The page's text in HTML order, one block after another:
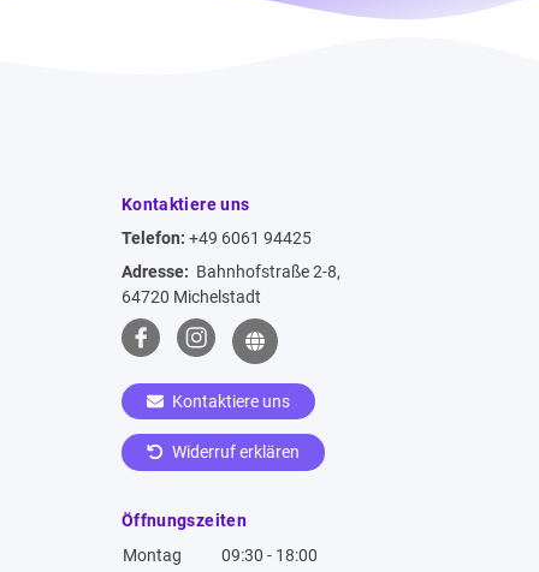
Kontaktiere uns
Telefon: +49 6061 94425
Adresse: Bahnhofstraße 2-8,
64720 Michelstadt
Kontaktiere uns
Widerruf erklären
Öffnungszeiten
Montag
09:30 - 18:00